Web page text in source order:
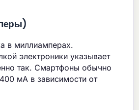
в миллиамперах.
электроники указывает
так. Смартфоны обычно
мА в зависимости от